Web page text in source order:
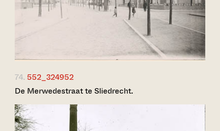
74. 552_324952
De Merwedestraat te Sliedrecht.